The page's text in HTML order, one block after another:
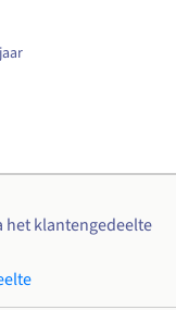
het klantengedeelte